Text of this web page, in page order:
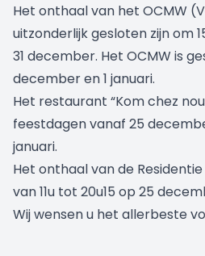
Het onthaal van het OCMW
uitzonderlijk gesloten zijn om
31 december. Het OCMW is
december en 1 januari.
Het restaurant “Kom chez
feestdagen vanaf 25
januari.
Het onthaal van de
van 11u tot 20u15 op 25
Wij wensen u het allerbeste